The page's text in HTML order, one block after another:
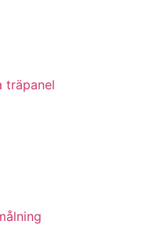
träpanel